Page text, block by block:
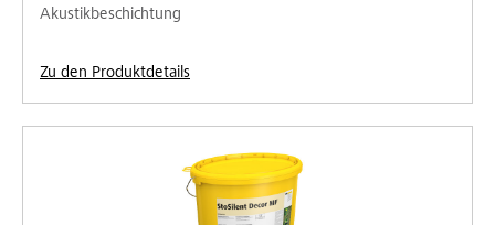
Akustikbeschichtung
Zu den Produktdetails